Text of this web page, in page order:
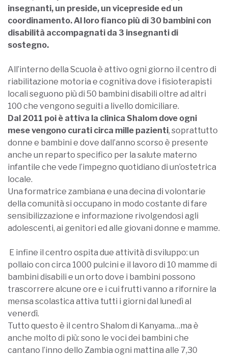
insegnanti, un preside, un vicepreside ed un
coordinamento. Al loro fianco più di 30 bambini con
disabilità accompagnati da 3 insegnanti di
sostegno.
All’interno della Scuola è attivo ogni giorno il centro di
riabilitazione motoria e cognitiva dove i fisioterapisti
locali seguono più di 50 bambini disabili oltre ad altri
100 che vengono seguiti a livello domiciliare.
Dal 2011 poi è attiva la clinica Shalom dove ogni
mese vengono curati circa mille pazienti, soprattutto
donne e bambini e dove dall’anno scorso è presente
anche un reparto specifico per la salute materno
infantile che vede l’impegno quotidiano di un’ostetrica
locale.
Una formatrice zambiana e una decina di volontarie
della comunità si occupano in modo costante di fare
sensibilizzazione e informazione rivolgendosi agli
adolescenti, ai genitori ed alle giovani donne e mamme.
E infine il centro ospita due attività di sviluppo: un
pollaio con circa 1000 pulcini e il lavoro di 10 mamme di
bambini disabili e un orto dove i bambini possono
trascorrere alcune ore e i cui frutti vanno a rifornire la
mensa scolastica attiva tutti i giorni dal lunedì al
venerdì.
Tutto questo è il centro Shalom di Kanyama…ma è
anche molto di più: sono le voci dei bambini che
cantano l’inno dello Zambia ogni mattina alle 7,30